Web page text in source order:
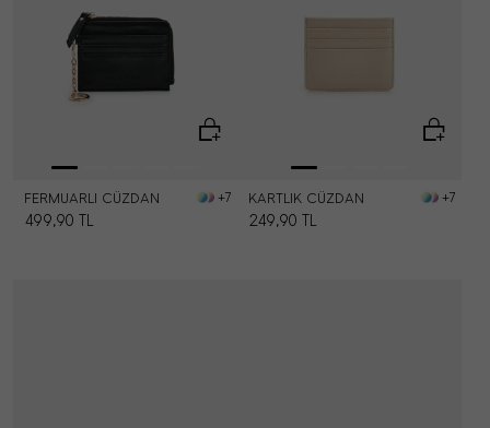
FERMUARLI CÜZDAN +7
499,90 TL
KARTLIK CÜZDAN +7
249,90 TL